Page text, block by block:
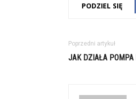
PODZIEL SIĘ
Poprzedni artykuł
JAK DZIAŁA POMPA